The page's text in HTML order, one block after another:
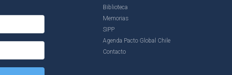
Biblioteca
Memorias
SIPP
Agenda Pacto Global Chile
Contacto